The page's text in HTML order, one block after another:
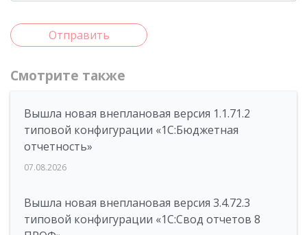
Отправить
Смотрите также
Вышла новая внеплановая версия 1.1.71.2
типовой конфигурации «1C:Бюджетная
отчетность»
07.08.2026
Вышла новая внеплановая версия 3.4.72.3
типовой конфигурации «1C:Свод отчетов 8